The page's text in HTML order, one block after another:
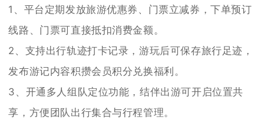
1、平台定期发放旅游优惠券、门票立减券，下单预订
线路、门票可直接抵扣消费金额。
2、支持出行轨迹打卡记录，游玩后可保存旅行足迹，
发布游记内容积攒会员积分兑换福利。
3、开通多人组队定位功能，结伴出游可开启位置共
享，方便团队出行集合与行程管理。